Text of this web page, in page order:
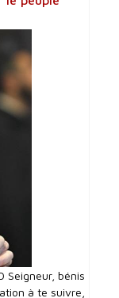
Seigneur, bénis
à te suivre,